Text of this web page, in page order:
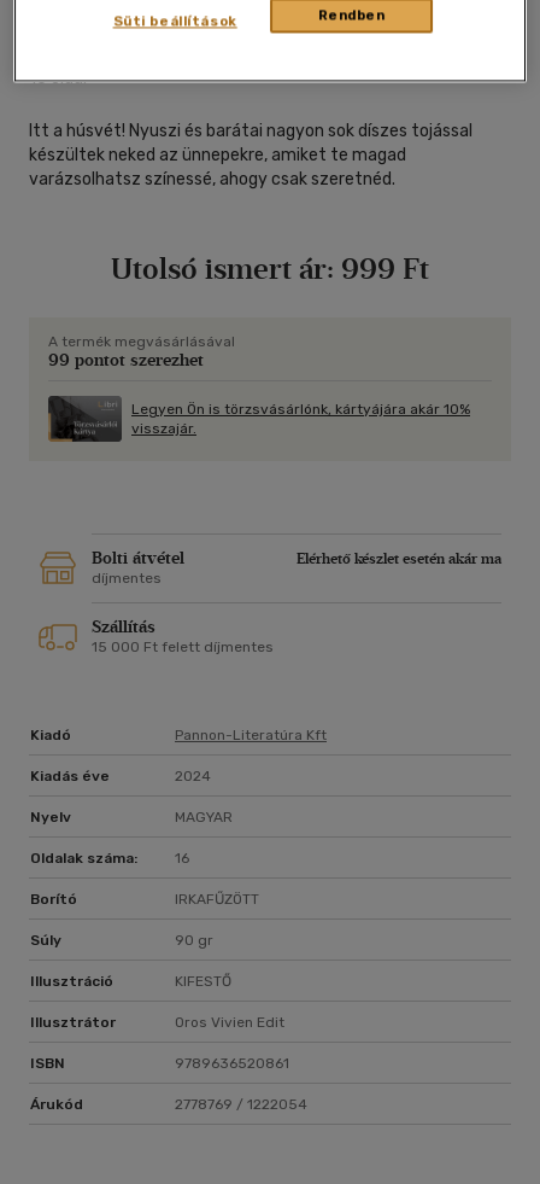
16 oldal
Itt a húsvét! Nyuszi és barátai nagyon sok díszes tojással
készültek neked az ünnepekre, amiket te magad
varázsolhatsz színessé, ahogy csak szeretnéd.
Utolsó ismert ár: 999 Ft
A termék megvásárlásával
99 pontot szerezhet
Legyen Ön is törzsvásárlónk, kártyájára akár 10%
visszajár.
Bolti átvétel
Elérhető készlet esetén akár ma
díjmentes
Szállítás
15 000 Ft felett díjmentes
Kiadó Pannon-Literatúra Kft
Kiadás éve 2024
Nyelv MAGYAR
Oldalak száma: 16
Borító IRKAFŰZÖTT
Súly 90 gr
Illusztráció KIFESTŐ
Illusztrátor Oros Vivien Edit
ISBN 9789636520861
Árukód 2778769 / 1222054
Rendben
Süti beállítások